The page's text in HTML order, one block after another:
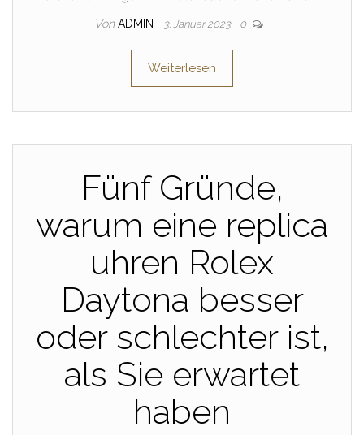
Von ADMIN 3. Januar 2023 0
Weiterlesen
Fünf Gründe,
warum eine replica
uhren Rolex
Daytona besser
oder schlechter ist,
als Sie erwartet
haben